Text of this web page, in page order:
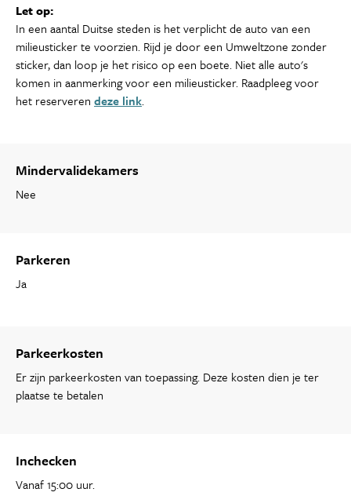
Let op:
In een aantal Duitse steden is het verplicht de auto van een
milieusticker te voorzien. Rijd je door een Umweltzone zonder
sticker, dan loop je het risico op een boete. Niet alle auto's
komen in aanmerking voor een milieusticker. Raadpleeg voor
het reserveren deze link.
Mindervalidekamers
Nee
Parkeren
Ja
Parkeerkosten
Er zijn parkeerkosten van toepassing. Deze kosten dien je ter
plaatse te betalen
Inchecken
Vanaf 15:00 uur.